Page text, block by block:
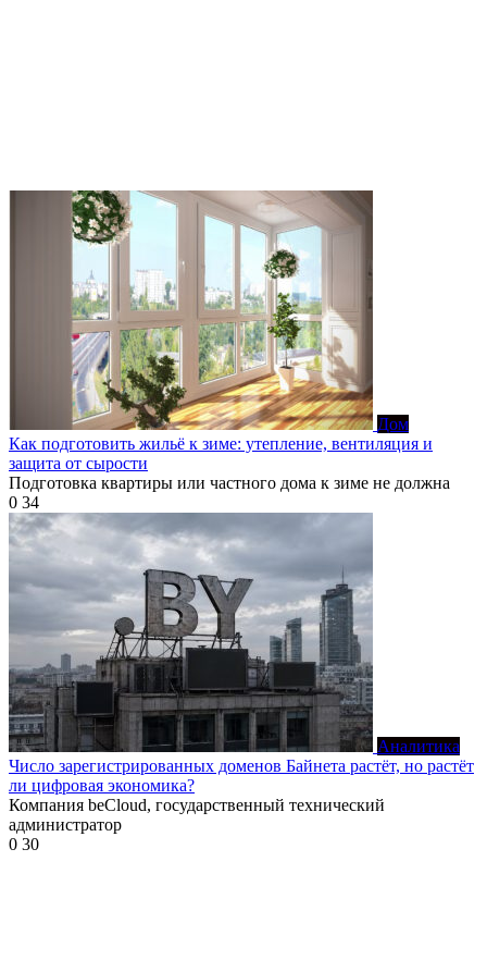
Дом
Как подготовить жильё к зиме: утепление, вентиляция и
защита от сырости
Подготовка квартиры или частного дома к зиме не должна
0 34
Аналитика
Число зарегистрированных доменов Байнета растёт, но растёт
ли цифровая экономика?
Компания beCloud, государственный технический
администратор
0 30